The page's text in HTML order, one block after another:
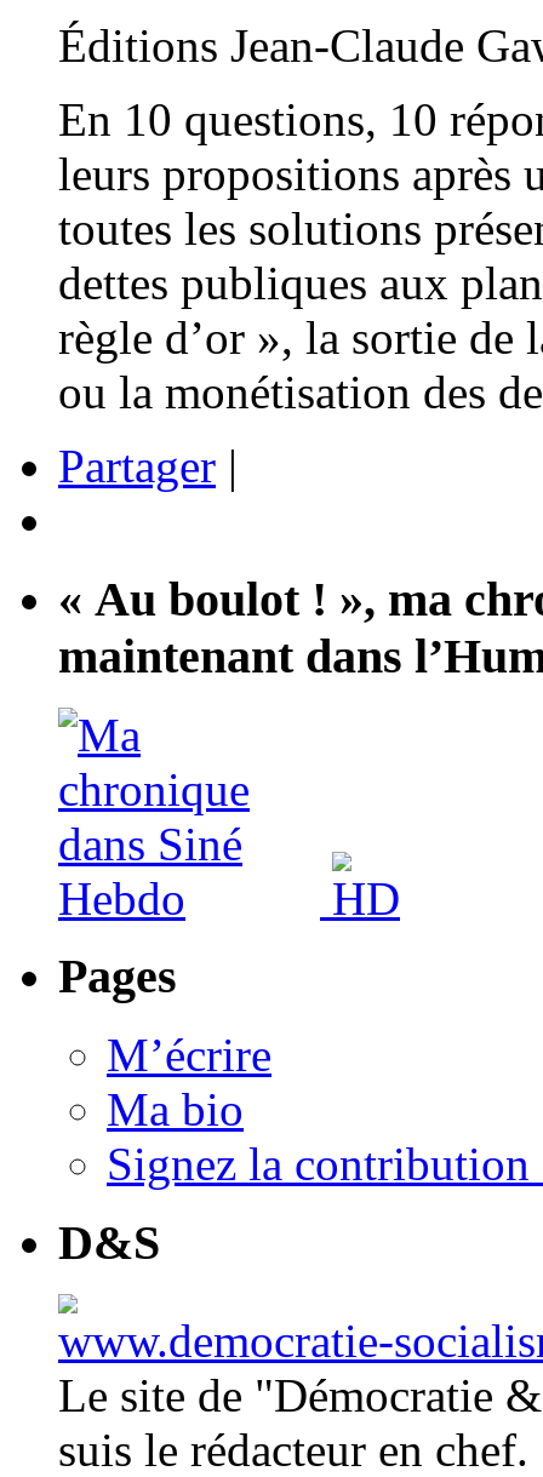
Éditions Jean-Claude
En 10 questions, 10
leurs propositions après
toutes les solutions
dettes publiques aux
règle d’or », la sortie de
ou la monétisation des
Partager |
« Au boulot ! », ma
maintenant dans
Pages
M’écrire
Ma bio
Signez la
D&S
www.democratie-
Le site de "Démocratie
suis le rédacteur en chef.